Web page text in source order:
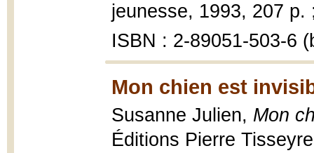
jeunesse, 1993, 207 p.
ISBN : 2-89051-503-6
Mon chien est
Susanne Julien, Mon
Éditions Pierre